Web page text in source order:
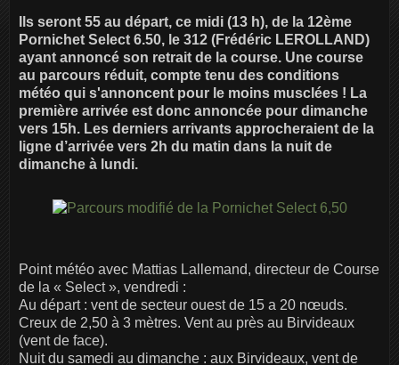
Ils seront 55 au départ, ce midi (13 h), de la 12ème
Pornichet Select 6.50, le 312 (Frédéric LEROLLAND)
ayant annoncé son retrait de la course. Une course
au parcours réduit, compte tenu des conditions
météo qui s'annoncent pour le moins musclées ! La
première arrivée est donc annoncée pour dimanche
vers 15h. Les derniers arrivants approcheraient de la
ligne d’arrivée vers 2h du matin dans la nuit de
dimanche à lundi.
Point météo avec Mattias Lallemand, directeur de Course
de la « Select », vendredi :
Au départ : vent de secteur ouest de 15 a 20 nœuds.
Creux de 2,50 à 3 mètres. Vent au près au Birvideaux
(vent de face).
Nuit du samedi au dimanche : aux Birvideaux, vent de